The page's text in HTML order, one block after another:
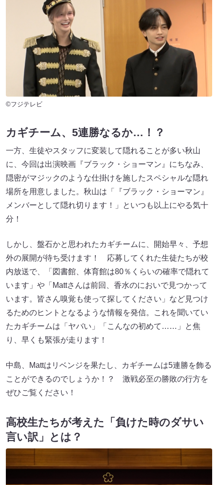
©フジテレビ
カギチーム、5連勝なるか…！？
一方、生徒やスタッフに変装して隠れることが多い秋山
に、今回は出演映画『ブラック・ショーマン』にちなみ、
隠密がマジックのような仕掛けを施したスペシャルな隠れ
場所を用意しました。秋山は「『ブラック・ショーマン』
メンバーとして隠れ切ります！」といつも以上にやる気十
分！
しかし、盤石かと思われたカギチームに、開始早々、予想
外の展開が待ち受けます！ 応募してくれた生徒たちが校
内放送で、「図書館、体育館は80％くらいの確率で隠れて
います」や「Mattさんは前回、香水のにおいで見つかって
います。皆さん嗅覚も使って探してください」など見つけ
るためのヒントとなるような情報を発信。これを聞いてい
たカギチームは「ヤバい」「こんなの初めて……」と焦
り、早くも緊張が走ります！
中島、Mattはリベンジを果たし、カギチームは5連勝を飾る
ことができるのでしょうか！？ 激戦必至の勝敗の行方を
ぜひご覧ください！
高校生たちが考えた「負けた時のダサい
言い訳」とは？